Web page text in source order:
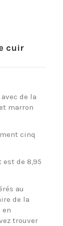
cuir
de la
marron
cinq
de 8,95
au
de la
en
trouver